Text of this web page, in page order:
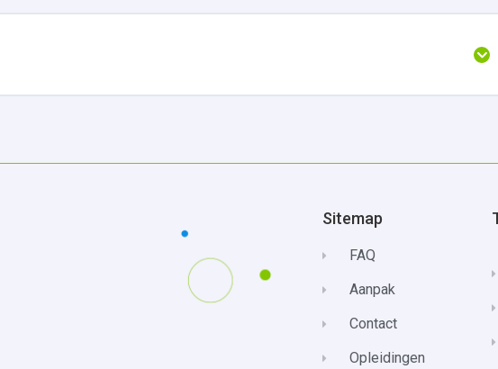
Sitemap
FAQ
Aanpak
Contact
Opleidingen